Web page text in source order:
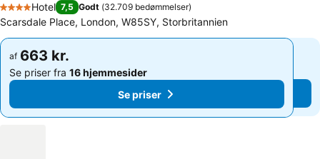
4 Stjerner
Hotel 7,5 Godt (32.709 bedømmelser)
Scarsdale Place, London, W85SY, Storbritannien
af 663 kr.
Se priser fra 16 hjemmesider
Se priser
af 663 kr.
Se priser fra 16 hjemmesider
Se priser